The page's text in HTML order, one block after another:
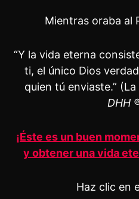
Mientras oraba al
“Y la vida eterna
ti, el único Dios
quien tú enviaste.” (La
DHH
¡Éste es un buen
y obtener una vida
Haz clic en